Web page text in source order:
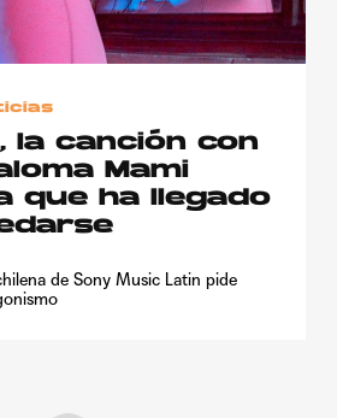
la canción con
Mami
que ha llegado
de Sony Music Latin pide